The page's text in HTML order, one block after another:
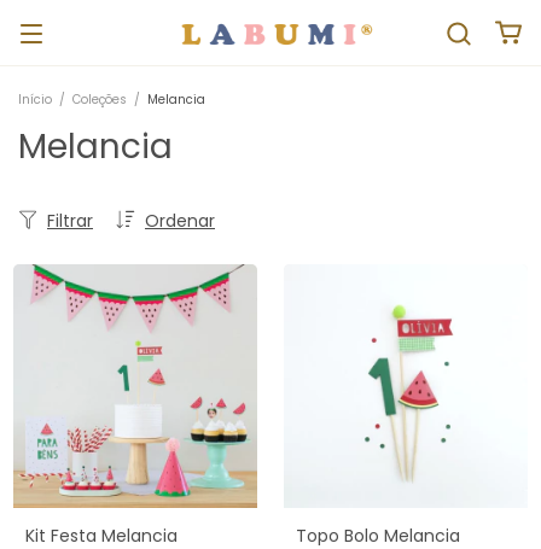
Início / Coleções / Melancia
Melancia
Ordenar
Filtrar
Kit Festa Melancia Topo Bolo Melancia